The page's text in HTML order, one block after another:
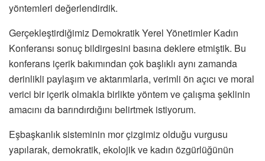
yöntemleri değerlendirdik.
Gerçekleştirdiğimiz Demokratik Yerel Yönetimler Kadın
Konferansı sonuç bildirgesini basına deklere etmiştik. Bu
konferans içerik bakımından çok başlıklı aynı zamanda
derinlikli paylaşım ve aktarımlarla, verimli ön açıcı ve moral
verici bir içerik olmakla birlikte yöntem ve çalışma şeklinin
amacını da barındırdığını belirtmek istiyorum.
Eşbaşkanlık sisteminin mor çizgimiz olduğu vurgusu
yapılarak, demokratik, ekolojik ve kadın özgürlüğünün